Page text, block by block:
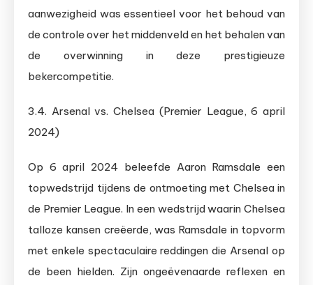
aanwezigheid was essentieel voor het behoud van
de controle over het middenveld en het behalen van
de overwinning in deze prestigieuze
bekercompetitie.
3.4. Arsenal vs. Chelsea (Premier League, 6 april
2024)
Op 6 april 2024 beleefde Aaron Ramsdale een
topwedstrijd tijdens de ontmoeting met Chelsea in
de Premier League. In een wedstrijd waarin Chelsea
talloze kansen creëerde, was Ramsdale in topvorm
met enkele spectaculaire reddingen die Arsenal op
de been hielden. Zijn ongeëvenaarde reflexen en